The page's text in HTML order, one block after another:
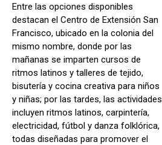
Entre las opciones disponibles
destacan el Centro de Extensión San
Francisco, ubicado en la colonia del
mismo nombre, donde por las
mañanas se imparten cursos de
ritmos latinos y talleres de tejido,
bisutería y cocina creativa para niños
y niñas; por las tardes, las actividades
incluyen ritmos latinos, carpintería,
electricidad, fútbol y danza folklórica,
todas diseñadas para promover el